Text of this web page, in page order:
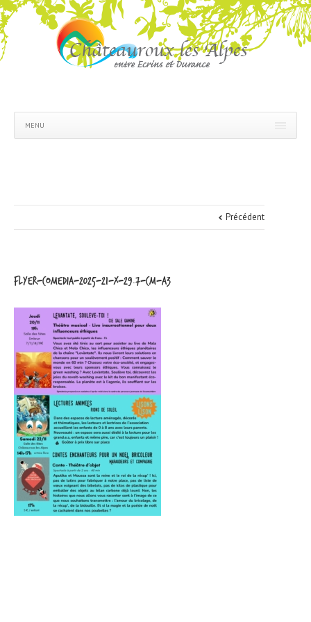
MENU
Précédent
Flyer-Comedia-2025-21-x-29.7-cm-A3